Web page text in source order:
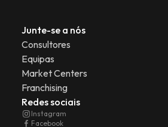
Junte-se a nós
Consultores
Equipas
Market Centers
Franchising
Redes sociais
Instagram
Facebook